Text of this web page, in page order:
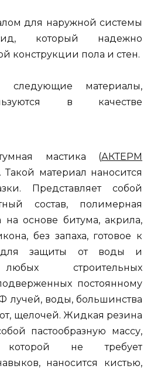
для наружной системы
который надежно
конструкции пола и стен.
следующие материалы,
в качестве
мастика (АКТЕРМ
Такой материал наносится
Представляет собой
состав, полимерная
основе битума, акрила,
без запаха, готовое к
защиты от воды и
строительных
постоянному
лучей, воды, большинства
щелочей. Жидкая резина
пастообразную массу,
которой не требует
наносится кистью,